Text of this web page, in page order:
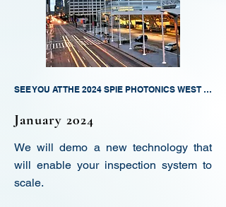
SEE YOU AT THE 2024 SPIE PHOTONICS WEST EXHIBITION!
January 2024
We will demo a new technology that
will enable your inspection system to
scale.